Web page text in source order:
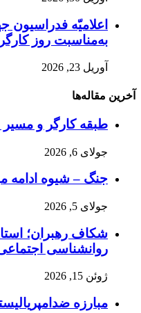
اعلامیّه فدراسیون
به‌مناسبت روز کارگر
آوریل 23, 2026
آخرین مقاله‌ها
طبقه کارگر و مسیر
جولای 6, 2026
جنگ – شیوه ادامه
جولای 5, 2026
شکاف رهبران؛
روانشناسی
ژوئن 15, 2026
مبارزه